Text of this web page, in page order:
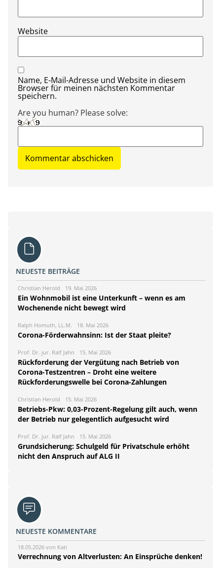
Website
Name, E-Mail-Adresse und Website in diesem
Browser für meinen nächsten Kommentar
speichern.
Are you human? Please solve:
NEUESTE BEITRÄGE
Christian Herold 19. Mai 2026
Ein Wohnmobil ist eine Unterkunft – wenn es am
Wochenende nicht bewegt wird
Ralph Homuth, LL.M. 18. Mai 2026
Corona-Förderwahnsinn: Ist der Staat pleite?
Prof. Dr. jur. Ralf Jahn 15. Mai 2026
Rückforderung der Vergütung nach Betrieb von
Corona-Testzentren – Droht eine weitere
Rückforderungswelle bei Corona-Zahlungen
Christian Herold 15. Mai 2026
Betriebs-Pkw: 0,03-Prozent-Regelung gilt auch, wenn
der Betrieb nur gelegentlich aufgesucht wird
Prof. Dr. jur. Ralf Jahn 15. Mai 2026
Grundsicherung: Schulgeld für Privatschule erhöht
nicht den Anspruch auf ALG II
NEUESTE KOMMENTARE
18.05.2026 von Kati
Verrechnung von Altverlusten: An Einsprüche denken!